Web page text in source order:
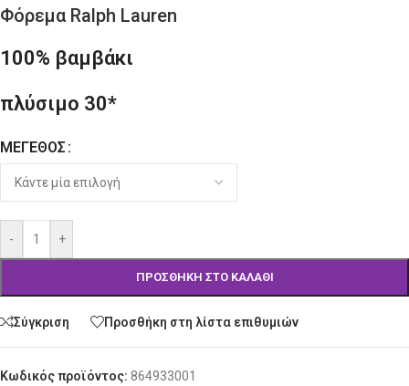
Φόρεμα Ralph Lauren
100% βαμβάκι
πλύσιμο 30*
ΜΈΓΕΘΟΣ
- +
ΠΡΟΣΘΉΚΗ ΣΤΟ ΚΑΛΆΘΙ
Alternative:
Σύγκριση Προσθήκη στη λίστα επιθυμιών
Κωδικός προϊόντος: 864933001